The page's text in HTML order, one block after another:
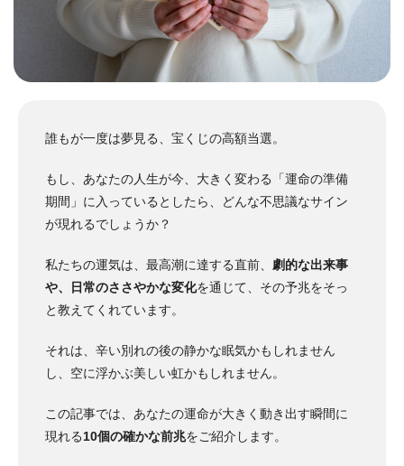
誰もが一度は夢見る、宝くじの高額当選。
もし、あなたの人生が今、大きく変わる「運命の準備
期間」に入っているとしたら、どんな不思議なサイン
が現れるでしょうか？
私たちの運気は、最高潮に達する直前、 劇的な出来事
や、日常のささやかな変化を通じて、その予兆をそっ
と教えてくれています。
それは、辛い別れの後の静かな眠気かもしれません
し、空に浮かぶ美しい虹かもしれません。
この記事では、あなたの運命が大きく動き出す瞬間に
現れる10個の確かな前兆をご紹介します。